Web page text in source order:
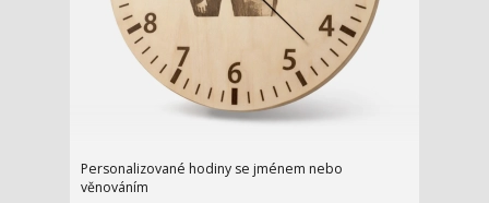
Personalizované hodiny se jménem nebo
věnováním